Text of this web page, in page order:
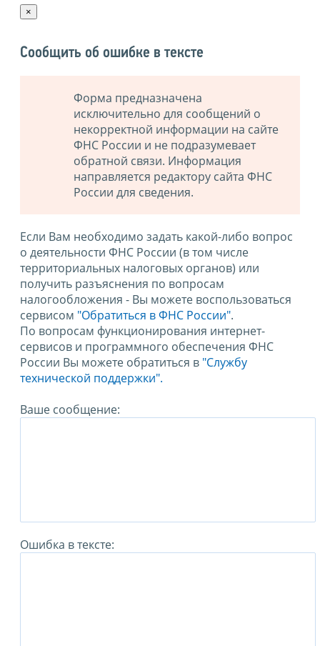
×
Сообщить об ошибке в тексте
Форма предназначена
исключительно для сообщений о
некорректной информации на сайте
ФНС России и не подразумевает
обратной связи. Информация
направляется редактору сайта ФНС
России для сведения.
Если Вам необходимо задать какой-либо вопрос
о деятельности ФНС России (в том числе
территориальных налоговых органов) или
получить разъяснения по вопросам
налогообложения - Вы можете воспользоваться
сервисом "Обратиться в ФНС России".
По вопросам функционирования интернет-
сервисов и программного обеспечения ФНС
России Вы можете обратиться в "Службу
технической поддержки".
Ваше сообщение:
Ошибка в тексте: